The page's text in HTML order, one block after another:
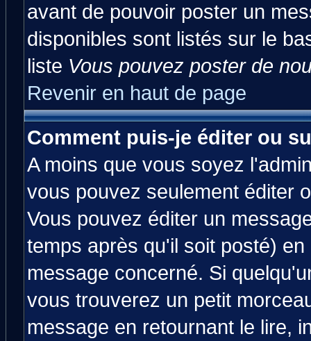
avant de pouvoir poster un
disponibles sont listés sur le
liste Vous pouvez poster de
Revenir en haut de page
Comment puis-je éditer ou
A moins que vous soyez
vous pouvez seulement éditer
Vous pouvez éditer un
temps après qu'il soit posté)
message concerné. Si
vous trouverez un petit
message en retournant le lire,